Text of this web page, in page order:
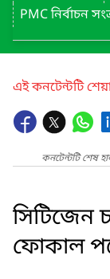
PMC নির্বাচন
এই কনটেন্টটি
কনটেন্টটি শেষ
সিটিজেন
ফোকাল